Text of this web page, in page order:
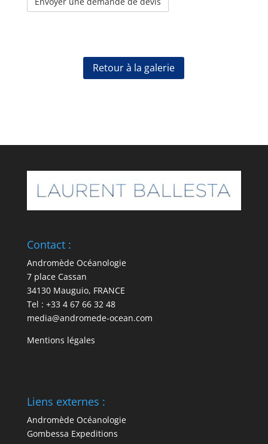
Retour à la galerie
Contact :
Andromède Océanologie
7 place Cassan
34130 Mauguio, FRANCE
Tel : +33 4 67 66 32 48
media@andromede-ocean.com
Mentions légales
Liens externes :
Andromède Océanologie
Gombessa Expeditions